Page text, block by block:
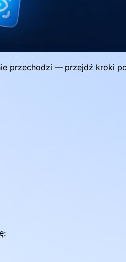
przechodzi — przejdź kroki